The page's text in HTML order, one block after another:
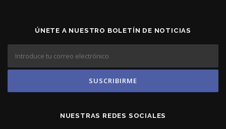
ÚNETE A NUESTRO BOLETÍN DE NOTICIAS
NUESTRAS REDES SOCIALES